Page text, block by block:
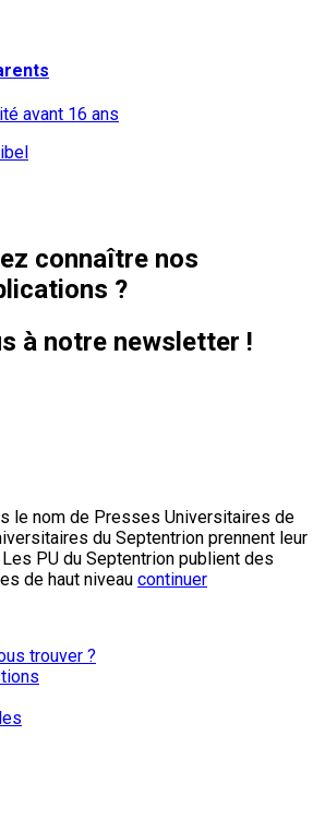
avant 16 ans
connaître nos
?
à notre newsletter !
le nom de Presses Universitaires de
du Septentrion prennent leur
PU du Septentrion publient des
de haut niveau continuer
trouver ?